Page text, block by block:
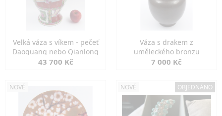
Velká váza s víkem - pečeť
Daoguang nebo Qianlong
43 700 Kč
Váza s drakem z
uměleckého bronzu
7 000 Kč
NOVÉ NOVÉ OBJEDNÁNO